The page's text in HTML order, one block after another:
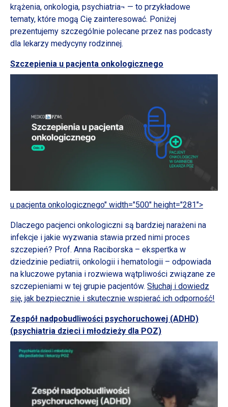
krążenia, onkologia, psychiatria¬ — to przykładowe
tematy, które mogą Cię zainteresować. Poniżej
prezentujemy szczególnie polecane przez nas podcasty
dla lekarzy medycyny rodzinnej.
Szczepienia u pacjenta onkologicznego
u pacjenta onkologicznego" width="500" height="281">
Dlaczego pacjenci onkologiczni są bardziej narażeni na
infekcje i jakie wyzwania stawia przed nimi proces
szczepień? Prof. Anna Raciborska – ekspertka w
dziedzinie pediatrii, onkologii i hematologii – odpowiada
na kluczowe pytania i rozwiewa wątpliwości związane ze
szczepieniami w tej grupie pacjentów. Słuchaj i dowiedz
się, jak bezpiecznie i skutecznie wspierać ich odporność!
Zespół nadpobudliwości psychoruchowej (ADHD)
(psychiatria dzieci i młodzieży dla POZ)